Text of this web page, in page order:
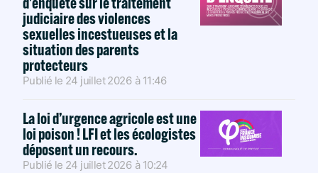
judiciaire des violences
sexuelles incestueuses et la
situation des parents
protecteurs
Publié le 24 juillet 2026 à 11:46
La loi d’urgence agricole est une
loi poison ! LFI et les écologistes
déposent un recours.
Publié le 24 juillet 2026 à 10:24